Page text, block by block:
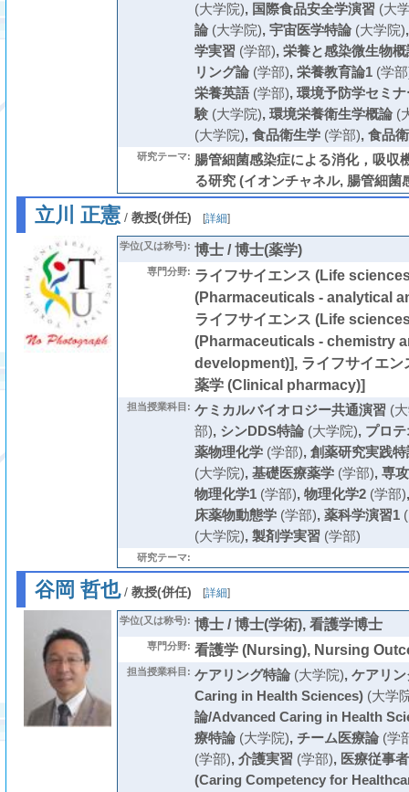
(大学院), 国際食品安全学演習 (大
論(大学院), 宇宙医学特論(大学院)
学実習 (学部), 栄養と感染微生物概
リング論(学部), 栄養教育論1(学
栄養英語(学部), 環境予防学セミナ
験(大学院), 環境栄養衛生学概論(
(大学院), 食品衛生学(学部), 食品
研究テーマ: 腸管細菌感染症による消化，吸収
る研究 (イオンチャネル, 腸管細菌
立川 正憲/ 教授(併任) [詳細]
学位(又は称号): 博士 / 博士(薬学)
専門分野: ライフサイエンス (Life
(Pharmaceuticals - analytical
ライフサイエンス (Life
(Pharmaceuticals - chemistry
development)], ライフサイエ
薬学 (Clinical pharmacy)]
担当授業科目: ケミカルバイオロジー共通演習 (
部), シンDDS特論(大学院), プロ
薬物理化学(学部), 創薬研究実践特
(大学院), 基礎医療薬学(学部), 専
物理化学1(学部), 物理化学2(学部)
床薬物動態学(学部), 薬科学演習1(
(大学院), 製剤学実習 (学部)
研究テーマ:
谷岡 哲也/ 教授(併任) [詳細]
学位(又は称号): 博士 / 博士(学術), 看護学博士
専門分野: 看護学 (Nursing), Nursing
担当授業科目: ケアリング特論(大学院), ケアリ
Caring in Health Sciences)(大学
論/Advanced Caring in Health
療特論(大学院), チーム医療論(学
(学部), 介護実習 (学部), 医療従事
(Caring Competency for